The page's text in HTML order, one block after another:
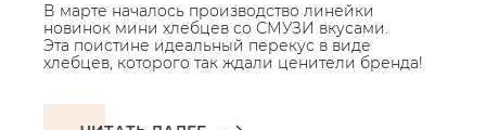
В марте началось производство линейки
новинок мини хлебцев со СМУЗИ вкусами.
Эта поистине идеальный перекус в виде
хлебцев, которого так ждали ценители бренда!